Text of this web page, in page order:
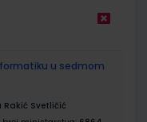
u sedmom
Rakić Svetličić